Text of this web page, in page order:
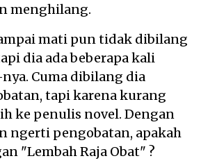
menghilang.
mati pun tidak dibilang
dia ada beberapa kali
Cuma dibilang dia
tapi karena kurang
ke penulis novel. Dengan
ngerti pengobatan, apakah
"Lembah Raja Obat" ?